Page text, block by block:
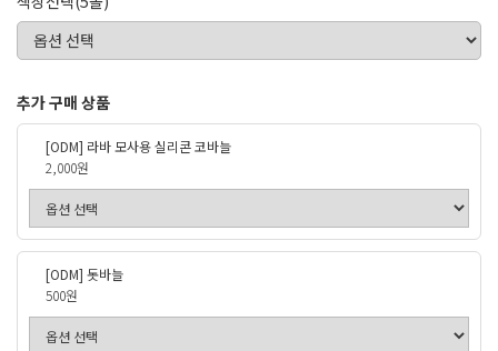
추가 구매 상품
[ODM] 라바 모사용 실리콘 코바늘
2,000원
[ODM] 돗바늘
500원